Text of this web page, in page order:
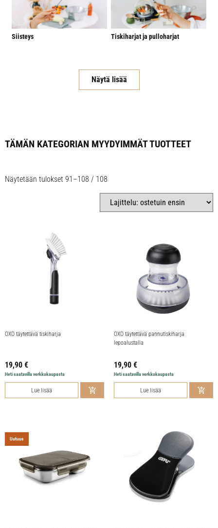
Siisteys Tiskiharjat ja pulloharjat
Näytä lisää
TÄMÄN KATEGORIAN MYYDYIMMÄT TUOTTEET
Näytetään tulokset 91–108 / 108
OXO täytettävä tiskiharja
19,90 €
Heti saatavilla verkkokaupasta
Lue lisää
OXO täytettävä pannutiskiharja
lepoalustalla
19,90 €
Heti saatavilla verkkokaupasta
Lue lisää
Uutuus